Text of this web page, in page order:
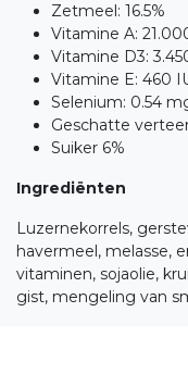
Zetmeel: 16.5%
Vitamine A:
Vitamine D3:
Vitamine E: 460
Selenium: 0.54
Geschatte
Suiker 6%
Ingrediënten
Luzernekorrels,
havermeel, melasse,
vitaminen, sojaolie,
gist, mengeling van